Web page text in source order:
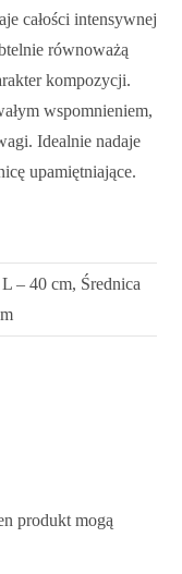
całości intensywnej
równoważą
kompozycji.
wspomnieniem,
Idealnie nadaje
upamiętniające.
L – 40 cm, Średnica
produkt mogą